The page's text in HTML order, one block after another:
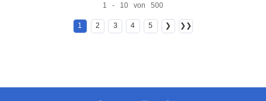
1 - 10 von 500
1 2 3 4 5 ❯ ❯❯